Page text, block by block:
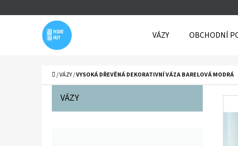
VÁZY OBCHODNÍ
Domů
/VÁZY/VYSOKÁ DŘEVĚNÁ DEKORATIVNÍ VÁZA BARELOVÁ MODRÁ
Přeskočit
kategorie
VÁZY
Zpět
do
obchodu
Zpět
do
obchodu